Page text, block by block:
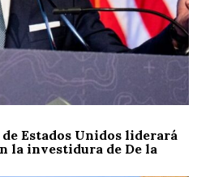
Estados Unidos liderará
la investidura de De la